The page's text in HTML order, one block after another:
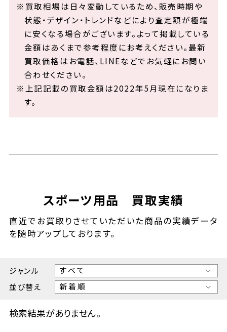
※買取相場は日々変動しているため、販売時期や
状態・デザイン・トレンドなどにより査定額が極端
に安くなる場合がございます。よって掲載している
金額はあくまで参考程度にお考えください。最新
買取価格はお電話、LINEなどでお気軽にお問い
合わせください。
※上記記載の買取金額は2022年5月現在になりま
す。
スポーツ用品 買取実績
直近でお買取りさせていただいた商品の実績データ
を随時アップしております。
ジャンル
並び替え
検索結果がありません。